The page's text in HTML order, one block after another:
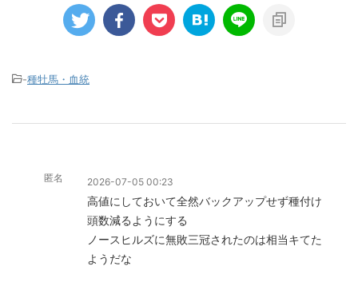
-種牡馬・血統
匿名 2026-07-05 00:23
高値にしておいて全然バックアップせず種付け
頭数減るようにする
ノースヒルズに無敗三冠されたのは相当キてた
ようだな